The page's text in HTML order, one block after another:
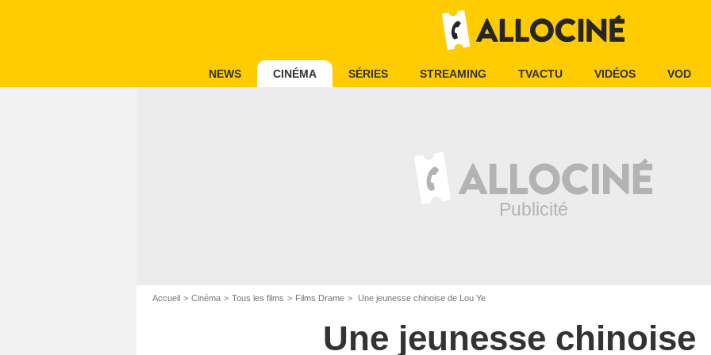
NEWS CINÉMA SÉRIES STREAMING TVACTU VIDÉOS VOD
Accueil Cinéma Tous les films Films Drame Une jeunesse chinoise de Lou Ye
Une jeunesse chinoise